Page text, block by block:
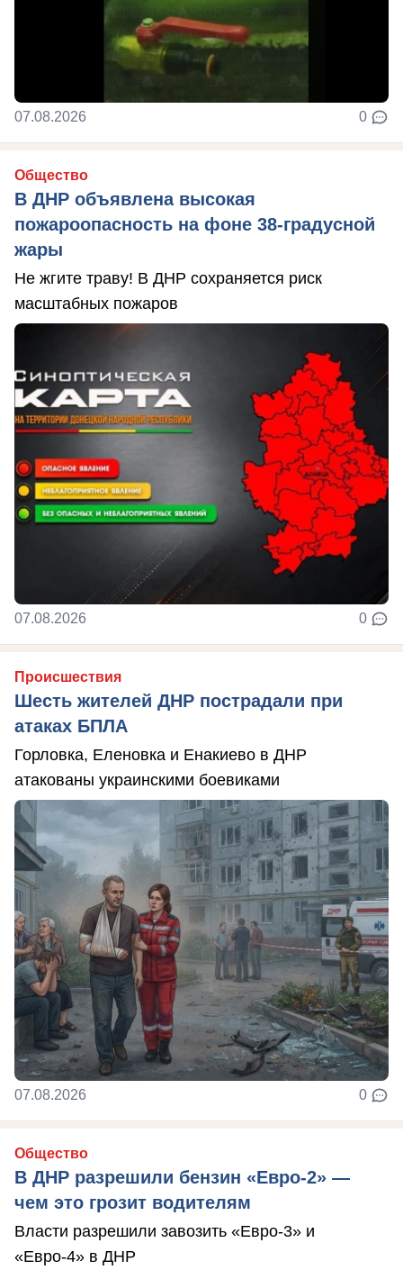
07.08.2026 0
Общество
В ДНР объявлена высокая
пожароопасность на фоне 38-градусной
жары
Не жгите траву! В ДНР сохраняется риск
масштабных пожаров
07.08.2026 0
Происшествия
Шесть жителей ДНР пострадали при
атаках БПЛА
Горловка, Еленовка и Енакиево в ДНР
атакованы украинскими боевиками
07.08.2026 0
Общество
В ДНР разрешили бензин «Евро-2» —
чем это грозит водителям
Власти разрешили завозить «Евро-3» и
«Евро-4» в ДНР